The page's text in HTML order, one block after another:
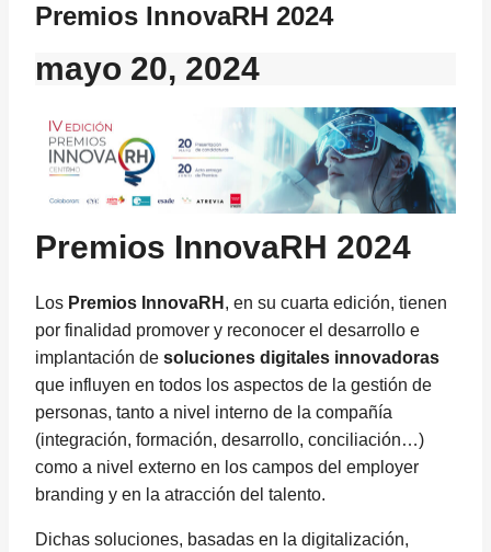
Premios InnovaRH 2024
mayo 20, 2024
Premios InnovaRH 2024
Los Premios InnovaRH , en su cuarta edición, tienen
por finalidad promover y reconocer el desarrollo e
implantación de soluciones digitales innovadoras
que influyen en todos los aspectos de la gestión de
personas, tanto a nivel interno de la compañía
(integración, formación, desarrollo, conciliación…)
como a nivel externo en los campos del employer
branding y en la atracción del talento.
Dichas soluciones, basadas en la digitalización,